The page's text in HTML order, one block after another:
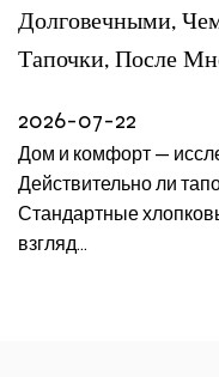
Долговечными,
Тапочки, После
2026-07-22
Дом и комфорт —
Действительно ли
Стандартные
взгляд...